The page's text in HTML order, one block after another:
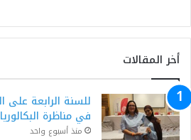
أخر المقالات
للسنة الرابعة على
في مناظرة
منذ أسبوع واحد